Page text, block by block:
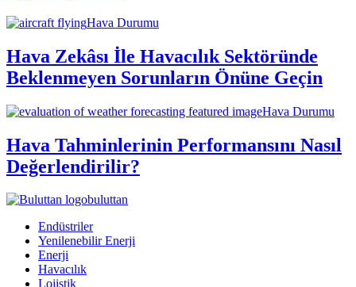
Hava Durumu
Hava Zekâsı İle Havacılık Sektöründe
Beklenmeyen Sorunların Önüne Geçin
Hava Durumu
Hava Tahminlerinin Performansını Nasıl
Değerlendirilir?
buluttan
Endüstriler
Yenilenebilir Enerji
Enerji
Havacılık
Lojistik